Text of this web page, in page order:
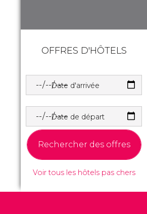
OFFRES D'HÔTELS
Date d'arrivée
Date de départ
Rechercher des offres
Voir tous les hôtels pas chers